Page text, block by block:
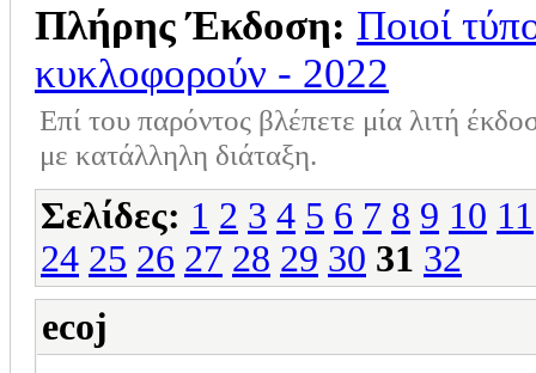
Πλήρης Έκδοση: Ποιοί
κυκλοφορούν - 2022
Επί του παρόντος βλέπετε μία λιτή
με κατάλληλη διάταξη.
Σελίδες: 1 2 3 4 5 6 7 8 9 10 11
24 25 26 27 28 29 30 31 32
ecoj